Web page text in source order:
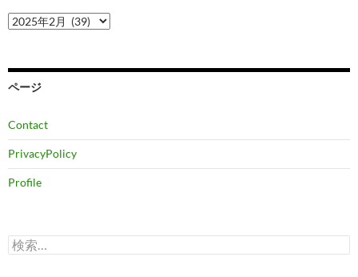
ア
ー
ブ
ページ
Contact
PrivacyPolicy
Profile
検
索: